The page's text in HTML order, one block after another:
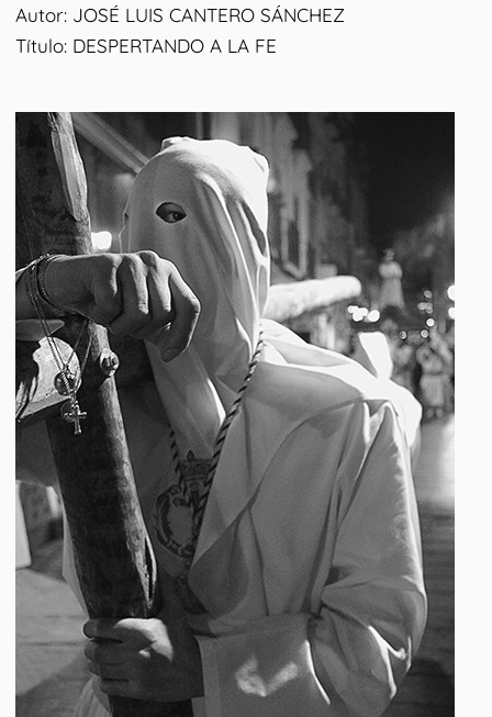
Autor: JOSÉ LUIS CANTERO SÁNCHEZ
Título: DESPERTANDO A LA FE